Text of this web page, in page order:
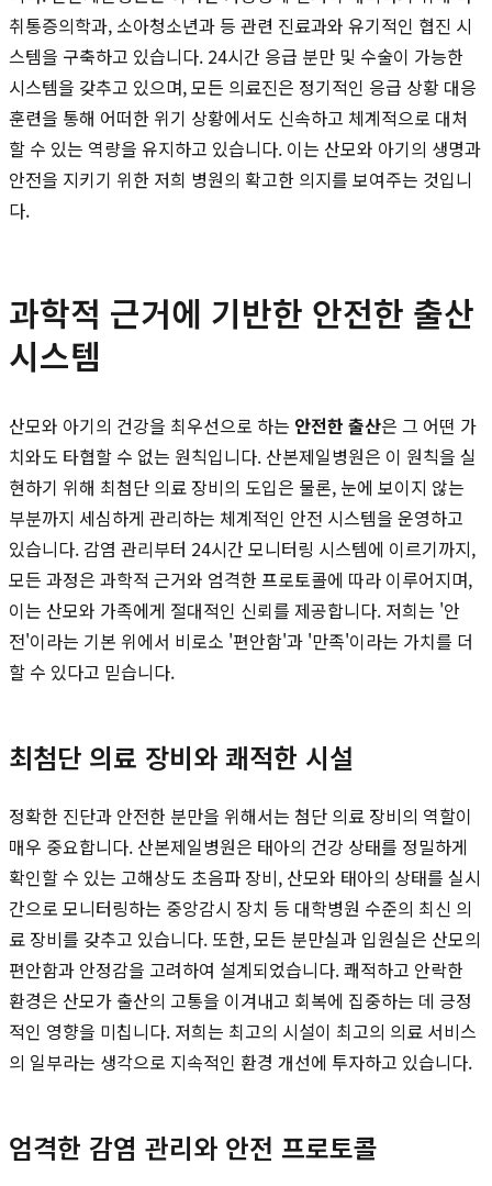
취통증의학과, 소아청소년과 등 관련 진료과와 유기적인 협진 시
스템을 구축하고 있습니다. 24시간 응급 분만 및 수술이 가능한
시스템을 갖추고 있으며, 모든 의료진은 정기적인 응급 상황 대응
훈련을 통해 어떠한 위기 상황에서도 신속하고 체계적으로 대처
할 수 있는 역량을 유지하고 있습니다. 이는 산모와 아기의 생명과
안전을 지키기 위한 저희 병원의 확고한 의지를 보여주는 것입니
다.
과학적 근거에 기반한 안전한 출산
시스템
산모와 아기의 건강을 최우선으로 하는 안전한 출산은 그 어떤 가
치와도 타협할 수 없는 원칙입니다. 산본제일병원은 이 원칙을 실
현하기 위해 최첨단 의료 장비의 도입은 물론, 눈에 보이지 않는
부분까지 세심하게 관리하는 체계적인 안전 시스템을 운영하고
있습니다. 감염 관리부터 24시간 모니터링 시스템에 이르기까지,
모든 과정은 과학적 근거와 엄격한 프로토콜에 따라 이루어지며,
이는 산모와 가족에게 절대적인 신뢰를 제공합니다. 저희는 '안
전'이라는 기본 위에서 비로소 '편안함'과 '만족'이라는 가치를 더
할 수 있다고 믿습니다.
최첨단 의료 장비와 쾌적한 시설
정확한 진단과 안전한 분만을 위해서는 첨단 의료 장비의 역할이
매우 중요합니다. 산본제일병원은 태아의 건강 상태를 정밀하게
확인할 수 있는 고해상도 초음파 장비, 산모와 태아의 상태를 실시
간으로 모니터링하는 중앙감시 장치 등 대학병원 수준의 최신 의
료 장비를 갖추고 있습니다. 또한, 모든 분만실과 입원실은 산모의
편안함과 안정감을 고려하여 설계되었습니다. 쾌적하고 안락한
환경은 산모가 출산의 고통을 이겨내고 회복에 집중하는 데 긍정
적인 영향을 미칩니다. 저희는 최고의 시설이 최고의 의료 서비스
의 일부라는 생각으로 지속적인 환경 개선에 투자하고 있습니다.
엄격한 감염 관리와 안전 프로토콜